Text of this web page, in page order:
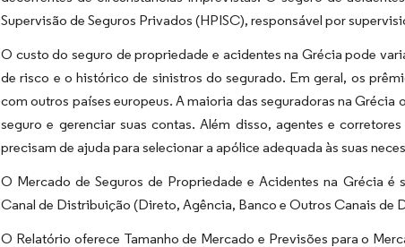
Supervisão de Seguros Privados (HPISC), responsável por
O custo do seguro de propriedade e acidentes na Grécia pode
de risco e o histórico de sinistros do segurado. Em geral, os
com outros países europeus. A maioria das seguradoras na
seguro e gerenciar suas contas. Além disso, agentes e
precisam de ajuda para selecionar a apólice adequada às suas
O Mercado de Seguros de Propriedade e Acidentes na Grécia
Canal de Distribuição (Direto, Agência, Banco e Outros Canais de
O Relatório oferece Tamanho de Mercado e Previsões para o